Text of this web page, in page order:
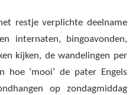
restje verplichte deelname
internaten, bingoavonden,
kijken, de wandelingen per
hoe ‘mooi’ de pater Engels
op zondagmiddag